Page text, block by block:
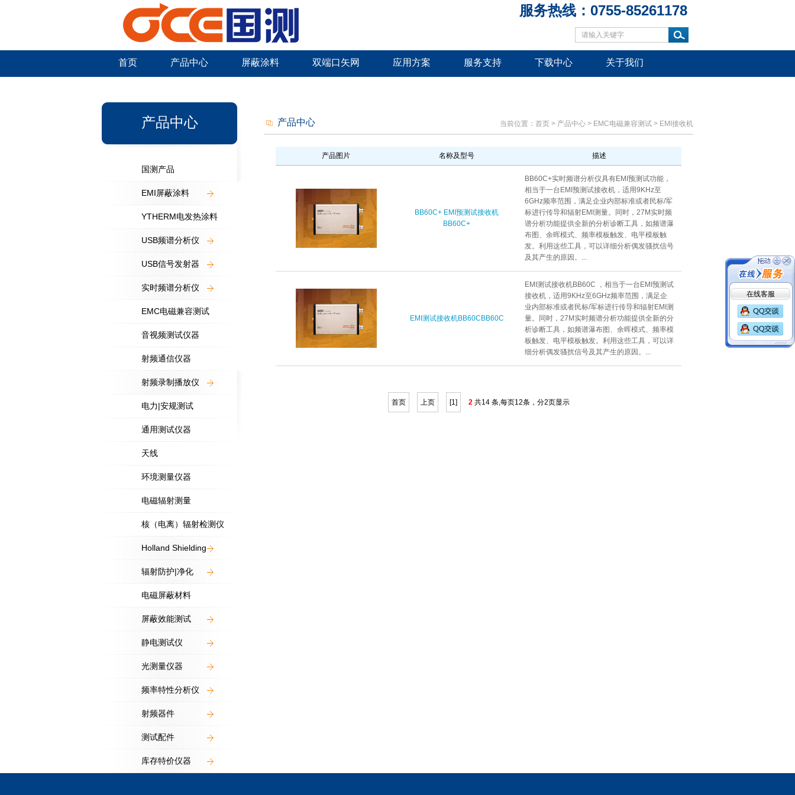
服务热线：0755-85261178
首页 产品中心 屏蔽涂料 双端口矢网 应用方案 服务支持 下载中心 关于我们
产品中心
国测产品
EMI屏蔽涂料
YTHERM电发热涂料
USB频谱分析仪
USB信号发射器
实时频谱分析仪
EMC电磁兼容测试
音视频测试仪器
射频通信仪器
射频录制播放仪
电力|安规测试
通用测试仪器
天线
环境测量仪器
电磁辐射测量
核（电离）辐射检测仪
Holland Shielding
辐射防护|净化
电磁屏蔽材料
屏蔽效能测试
静电测试仪
光测量仪器
频率特性分析仪
射频器件
测试配件
库存特价仪器
当前位置： 首页 > 产品中心 > EMC电磁兼容测试 > EMI接收机
产品中心
产品图片 名称及型号 描述
BB60C+ EMI预测试接收机
BB60C+
BB60C+实时频谱分析仪具有EMI预测试功能，
相当于一台EMI预测试接收机，适用9KHz至
6GHz频率范围，满足企业内部标准或者民标/军
标进行传导和辐射EMI测量。同时，27M实时频
谱分析功能提供全新的分析诊断工具，如频谱瀑
布图、余晖模式、频率模板触发、电平模板触
发。利用这些工具，可以详细分析偶发骚扰信号
及其产生的原因。...
EMI测试接收机BB60CBB60C
EMI测试接收机BB60C ，相当于一台EMI预测试
接收机，适用9KHz至6GHz频率范围，满足企
业内部标准或者民标/军标进行传导和辐射EMI测
量。同时，27M实时频谱分析功能提供全新的分
析诊断工具，如频谱瀑布图、余晖模式、频率模
板触发、电平模板触发。利用这些工具，可以详
细分析偶发骚扰信号及其产生的原因。...
首页 上页 [1] 2共14 条,每页12条，分2页显示
在线客服